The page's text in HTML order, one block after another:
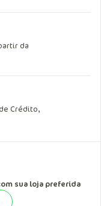
da
Crédito,
sua loja preferida